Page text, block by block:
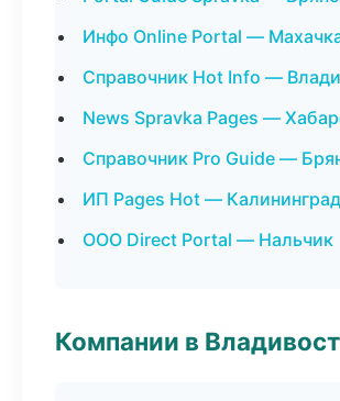
Инфо Online Portal —
Справочник Hot Info —
News Spravka Pages —
Справочник Pro Guide —
ИП Pages Hot — Калининград
ООО Direct Portal — Нальчик
Компании в